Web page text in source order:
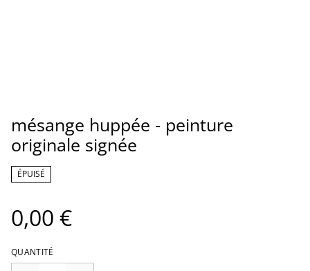
mésange huppée - peinture
originale signée
ÉPUISÉ
0,00 €
QUANTITÉ